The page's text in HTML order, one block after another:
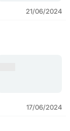
21/06/2024
17/06/2024